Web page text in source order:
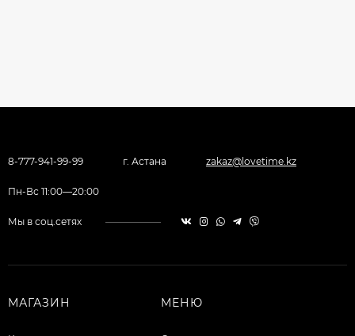
8-777-941-99-99 г. Астана zakaz@lovetime.kz
Пн-Вс 11:00—20:00
Мы в соц.сетях
МАГАЗИН МЕНЮ